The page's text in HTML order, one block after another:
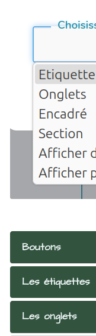
Boutons
Les étiquettes
Les onglets